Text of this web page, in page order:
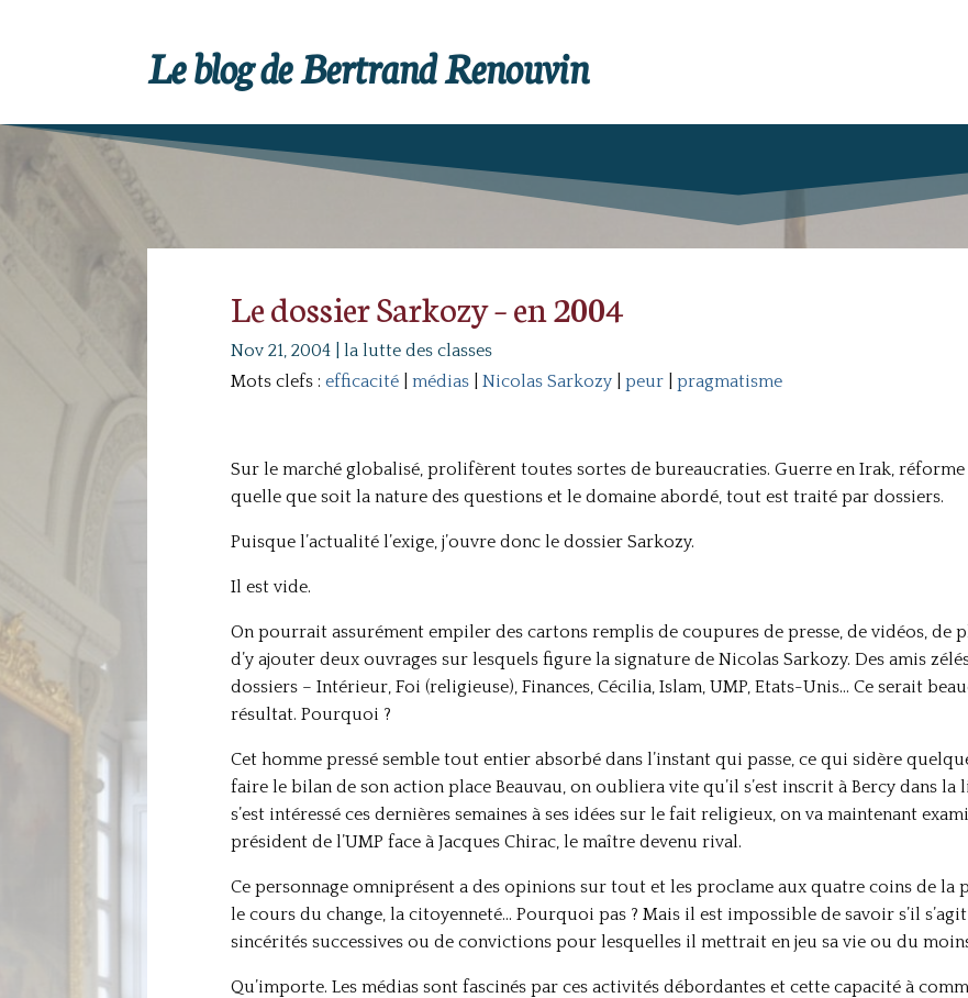
Le blog de Bertrand Renouvin
Le dossier Sarkozy – en 2004
Nov 21, 2004| la lutte des classes
Mots clefs : efficacité| médias| Nicolas Sarkozy| peur| pragmatisme
Sur le marché globalisé, prolifèrent toutes sortes de bureaucraties. Guerre en Irak, réforme
quelle que soit la nature des questions et le domaine abordé, tout est traité par dossiers.
Puisque l’actualité l’exige, j’ouvre donc le dossier Sarkozy.
Il est vide.
On pourrait assurément empiler des cartons remplis de coupures de presse, de vidéos, de
d’y ajouter deux ouvrages sur lesquels figure la signature de Nicolas Sarkozy. Des amis
dossiers – Intérieur, Foi (religieuse), Finances, Cécilia, Islam, UMP, Etats-Unis… Ce serait
résultat. Pourquoi ?
Cet homme pressé semble tout entier absorbé dans l’instant qui passe, ce qui sidère
faire le bilan de son action place Beauvau, on oubliera vite qu’il s’est inscrit à Bercy dans la
s’est intéressé ces dernières semaines à ses idées sur le fait religieux, on va maintenant
président de l’UMP face à Jacques Chirac, le maître devenu rival.
Ce personnage omniprésent a des opinions sur tout et les proclame aux quatre coins de la
le cours du change, la citoyenneté… Pourquoi pas ? Mais il est impossible de savoir s’il
sincérités successives ou de convictions pour lesquelles il mettrait en jeu sa vie ou du
Qu’importe. Les médias sont fascinés par ces activités débordantes et cette capacité à